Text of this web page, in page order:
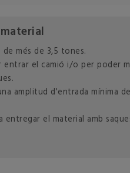
més de 3,5 tones.
el camió i/o per poder
amplitud d'entrada mínima
el material amb